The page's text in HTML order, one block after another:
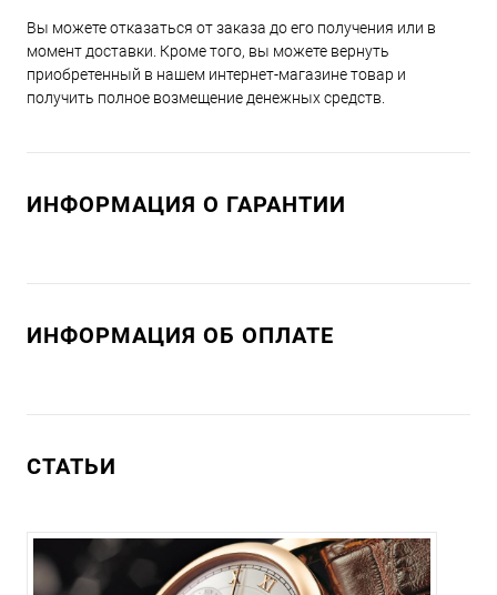
Вы можете отказаться от заказа до его получения или в
момент доставки. Кроме того, вы можете вернуть
приобретенный в нашем интернет-магазине товар и
получить полное возмещение денежных средств.
ИНФОРМАЦИЯ О ГАРАНТИИ
ИНФОРМАЦИЯ ОБ ОПЛАТЕ
СТАТЬИ